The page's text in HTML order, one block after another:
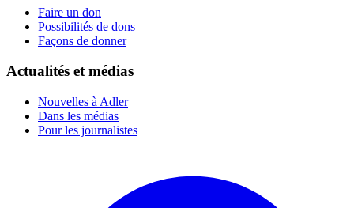
Faire un don
Possibilités de dons
Façons de donner
Actualités et médias
Nouvelles à Adler
Dans les médias
Pour les journalistes